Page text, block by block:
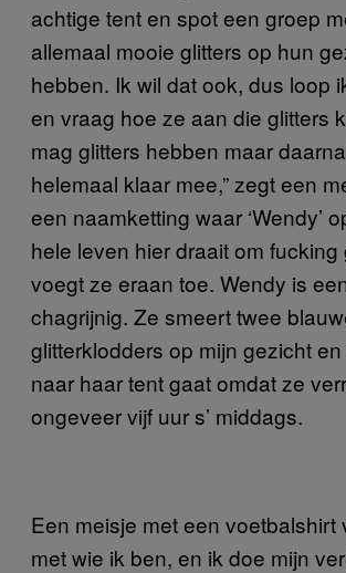
achtige tent en spot een groep
allemaal mooie glitters op hun
hebben. Ik wil dat ook, dus loop
en vraag hoe ze aan die glitters
mag glitters hebben maar
helemaal klaar mee,” zegt een
een naamketting waar ‘Wendy’
hele leven hier draait om fucking
voegt ze eraan toe. Wendy is
chagrijnig. Ze smeert twee
glitterklodders op mijn gezicht
naar haar tent gaat omdat ze
ongeveer vijf uur s’ middags.
Een meisje met een voetbalshirt
met wie ik ben, en ik doe mijn